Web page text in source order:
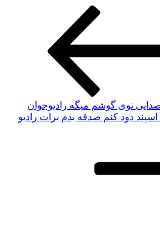
صدایی توی گوشم میگه رادیوجوان
اسپند دود کنم صدقه بدم برات رادیو